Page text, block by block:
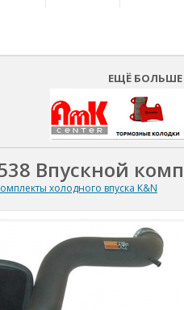
ЕЩЁ БОЛЬШЕ
Впускной
холодного впуска K&N